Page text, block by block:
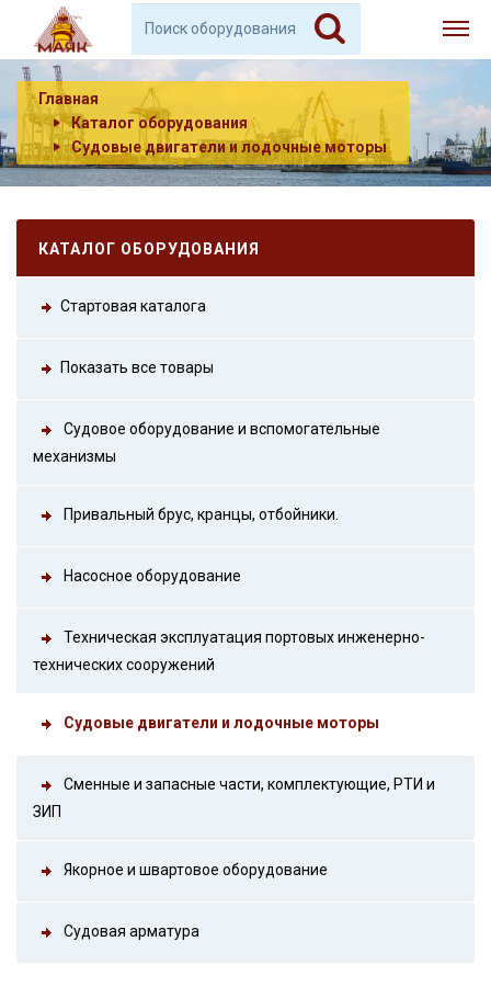
Главная
Каталог оборудования
Судовые двигатели и лодочные моторы
КАТАЛОГ ОБОРУДОВАНИЯ
Стартовая каталога
Показать все товары
Судовое оборудование и вспомогательные
механизмы
Привальный брус, кранцы, отбойники.
Насосное оборудование
Техническая эксплуатация портовых инженерно-
технических сооружений
Судовые двигатели и лодочные моторы
Сменные и запасные части, комплектующие, РТИ и
ЗИП
Якорное и швартовое оборудование
Судовая арматура